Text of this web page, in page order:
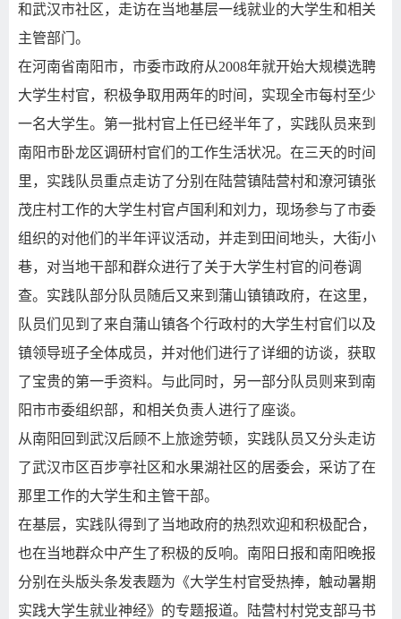
和武汉市社区，走访在当地基层一线就业的大学生和相关
主管部门。
在河南省南阳市，市委市政府从2008年就开始大规模选聘
大学生村官，积极争取用两年的时间，实现全市每村至少
一名大学生。第一批村官上任已经半年了，实践队员来到
南阳市卧龙区调研村官们的工作生活状况。在三天的时间
里，实践队员重点走访了分别在陆营镇陆营村和潦河镇张
茂庄村工作的大学生村官卢国利和刘力，现场参与了市委
组织的对他们的半年评议活动，并走到田间地头，大街小
巷，对当地干部和群众进行了关于大学生村官的问卷调
查。实践队部分队员随后又来到蒲山镇镇政府，在这里，
队员们见到了来自蒲山镇各个行政村的大学生村官们以及
镇领导班子全体成员，并对他们进行了详细的访谈，获取
了宝贵的第一手资料。与此同时，另一部分队员则来到南
阳市市委组织部，和相关负责人进行了座谈。
从南阳回到武汉后顾不上旅途劳顿，实践队员又分头走访
了武汉市区百步亭社区和水果湖社区的居委会，采访了在
那里工作的大学生和主管干部。
在基层，实践队得到了当地政府的热烈欢迎和积极配合，
也在当地群众中产生了积极的反响。南阳日报和南阳晚报
分别在头版头条发表题为《大学生村官受热捧，触动暑期
实践大学生就业神经》的专题报道。陆营村村党支部马书